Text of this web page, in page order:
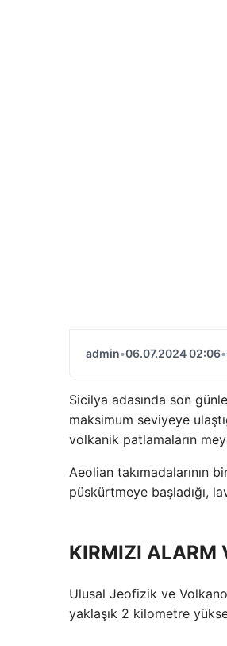
admin•06.07.2024 02:06•
Sicilya adasında son
maksimum seviyeye
volkanik patlamaların
Aeolian takımadalarının
püskürtmeye başladığı,
KIRMIZI ALARM
Ulusal Jeofizik ve
yaklaşık 2 kilometre